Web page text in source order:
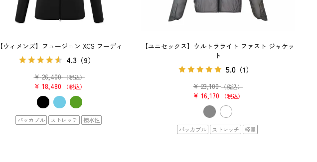
【ウィメンズ】フュージョン XCS フーディ
4.3 （9）
¥ 26,400 （税込）
¥ 18,480 税込
パッカブル ストレッチ 撥水性
【ユニセックス】ウルトラライト ファスト ジャケッ
ト
5.0（1）
¥ 23,100 （税込）
¥ 16,170 税込
パッカブル ストレッチ 軽量